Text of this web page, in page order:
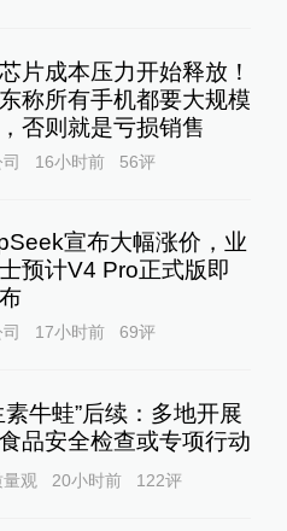
片成本压力开始释放！
称所有手机都要大规模
否则就是亏损销售
16小时前 56评
宣布大幅涨价，业
预计V4 Pro正式版即
17小时前 69评
素牛蛙”后续：多地开展
品安全检查或专项行动
观 20小时前 122评